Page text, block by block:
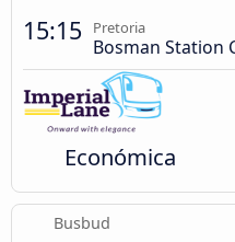
15:15 Pretoria
Bosman Station
Económica
Busbud